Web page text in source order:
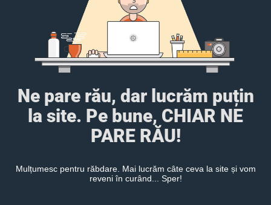
Ne pare rău, dar lucrăm puțin
la site. Pe bune, CHIAR NE
PARE RĂU!
Mulțumesc pentru răbdare. Mai lucrăm câte ceva la site și vom
reveni în curând... Sper!